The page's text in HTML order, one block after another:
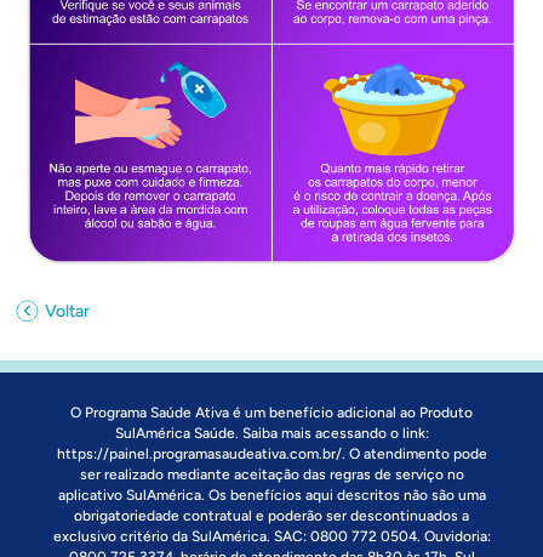
Voltar
O Programa Saúde Ativa é um benefício adicional ao Produto
SulAmérica Saúde. Saiba mais acessando o link:
https://painel.programasaudeativa.com.br/. O atendimento pode
ser realizado mediante aceitação das regras de serviço no
aplicativo SulAmérica. Os benefícios aqui descritos não são uma
obrigatoriedade contratual e poderão ser descontinuados a
exclusivo critério da SulAmérica. SAC: 0800 772 0504. Ouvidoria: